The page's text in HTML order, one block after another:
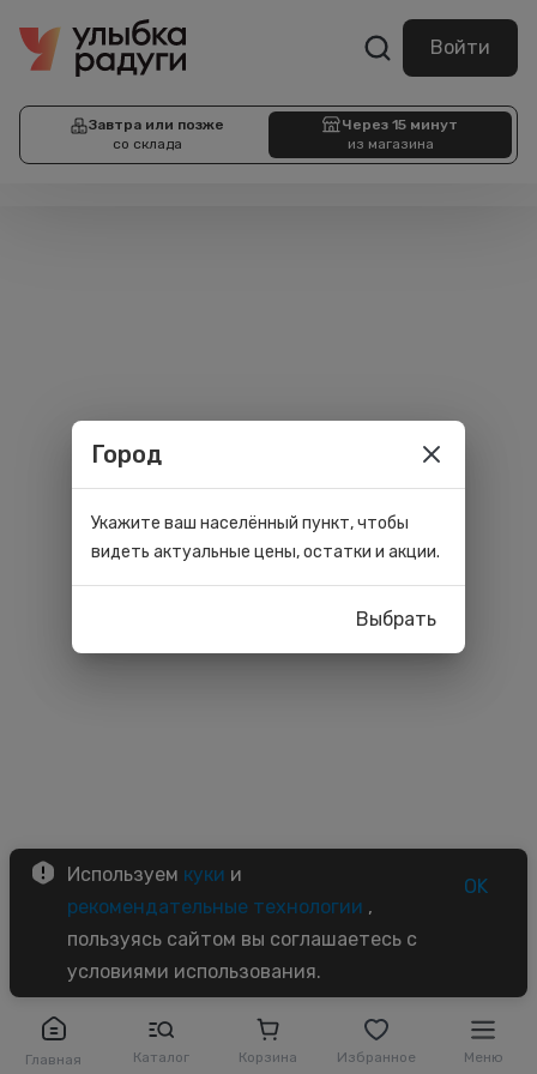
Войти
Завтра или позже
со склада
Через 15 минут
из магазина
Главная Каталог Корзина Избранное Меню
Используем куки и
рекомендательные технологии ,
пользуясь сайтом вы соглашаетесь с
условиями использования.
OK
Город
Укажите ваш населённый пункт, чтобы
видеть актуальные цены, остатки и акции.
Выбрать